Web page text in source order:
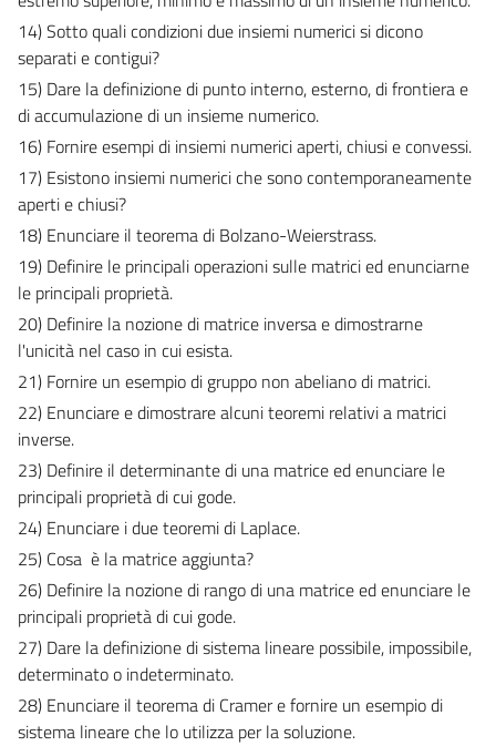
14) Sotto quali condizioni due insiemi numerici si dicono
separati e contigui?
15) Dare la definizione di punto interno, esterno, di frontiera e
di accumulazione di un insieme numerico.
16) Fornire esempi di insiemi numerici aperti, chiusi e convessi.
17) Esistono insiemi numerici che sono contemporaneamente
aperti e chiusi?
18) Enunciare il teorema di Bolzano-Weierstrass.
19) Definire le principali operazioni sulle matrici ed enunciarne
le principali proprietà.
20) Definire la nozione di matrice inversa e dimostrarne
l'unicità nel caso in cui esista.
21) Fornire un esempio di gruppo non abeliano di matrici.
22) Enunciare e dimostrare alcuni teoremi relativi a matrici
inverse.
23) Definire il determinante di una matrice ed enunciare le
principali proprietà di cui gode.
24) Enunciare i due teoremi di Laplace.
25) Cosa  è la matrice aggiunta?
26) Definire la nozione di rango di una matrice ed enunciare le
principali proprietà di cui gode.
27) Dare la definizione di sistema lineare possibile, impossibile,
determinato o indeterminato.
28) Enunciare il teorema di Cramer e fornire un esempio di
sistema lineare che lo utilizza per la soluzione.